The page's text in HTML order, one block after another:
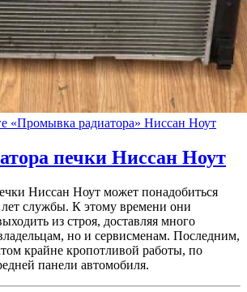
«Промывка радиатора» Ниссан Ноут
печки Ниссан Ноут
Ниссан Ноут может понадобиться
службы. К этому времени они
из строя, доставляя много
но и сервисменам. Последним,
крайне кропотливой работы, по
панели автомобиля.